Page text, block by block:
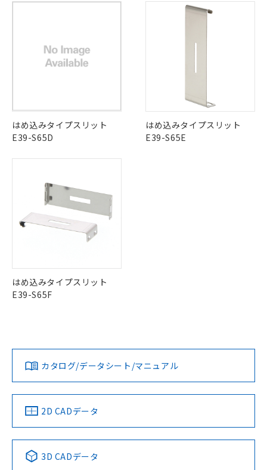
はめ込みタイプスリット
E39-S65D
はめ込みタイプスリット
E39-S65E
はめ込みタイプスリット
E39-S65F
カタログ/データシート/マニュアル
2D CADデータ
3D CADデータ